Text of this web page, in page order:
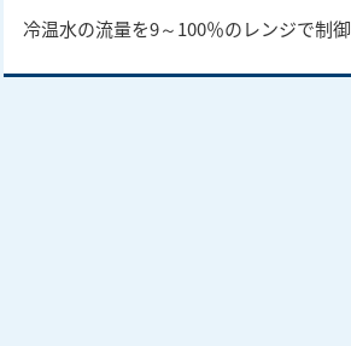
冷温水の流量を9～100％のレンジで制御